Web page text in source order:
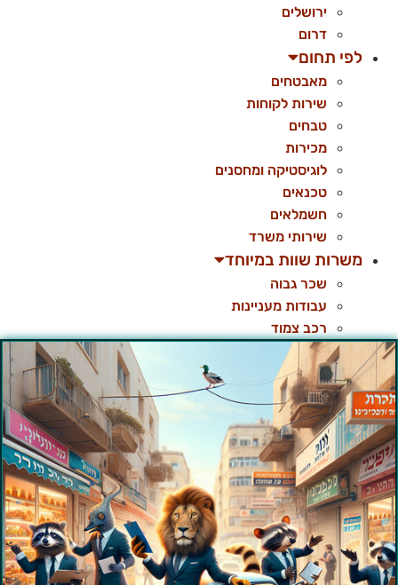
ירושלים
דרום
לפי תחום
מאבטחים
שירות לקוחות
טבחים
מכירות
לוגיסטיקה ומחסנים
טכנאים
חשמלאים
שירותי משרד
משרות שוות במיוחד
שכר גבוה
עבודות מעניינות
רכב צמוד